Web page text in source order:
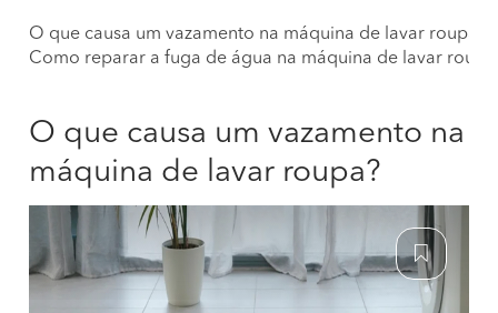
O que causa um vazamento na máquina de lavar roupa?
Como reparar a fuga de água na máquina de lavar
O que causa um vazamento na
máquina de lavar roupa?